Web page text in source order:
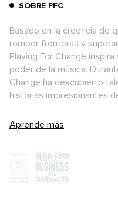
SOBRE PFC
Basado en la creencia de
romper fronteras y
Playing For Change
poder de la música.
Change ha descubierto
historias impresionantes
Aprende más